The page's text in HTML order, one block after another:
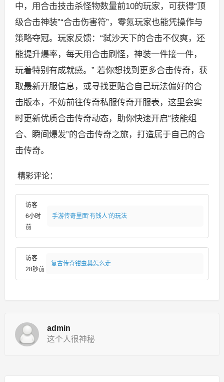
中，用合击技击杀怪物数量前10的玩家，可获得“顶
级合击神装”“合击伤害符”，零氪玩家也能凭操作与
策略夺冠。玩家反馈：“弑沙天下的合击不仅爽，还
能提升爆率，每天用合击刷怪，神装一件接一件，
玩着特别有成就感。” 若你想找到更多合击传奇，获
取最新开服信息，或寻找更贴合自己玩法偏好的合
击版本，不妨前往传奇私服传奇开服表，这里会实
时更新优质合击传奇动态，助你快速开启“技能组
合、瞬间爆发”的合击传奇之旅，打造属于自己的合
击传奇。
精彩评论：
访客
6小时
前
手游传奇里面‘有钱人’的玩法
访客
28秒前
复古传奇钳虫巢怎么走
admin
这个人很神秘